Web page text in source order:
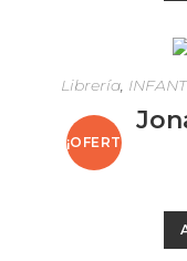
¡OFERT
Librería,